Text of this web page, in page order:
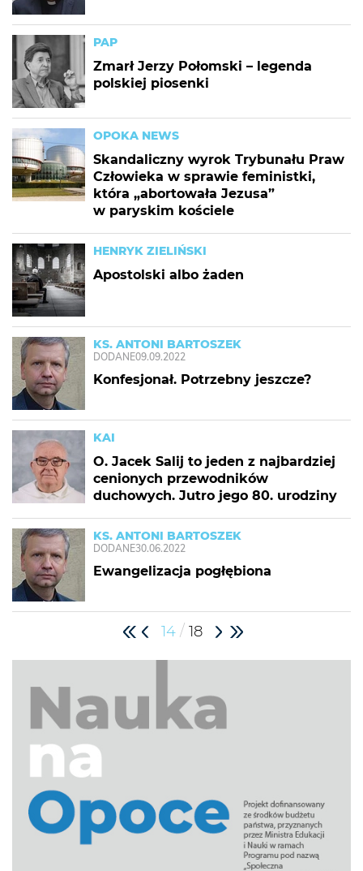
PAP
Zmarł Jerzy Połomski – legenda
polskiej piosenki
OPOKA NEWS
Skandaliczny wyrok Trybunału Praw
Człowieka w sprawie feministki,
która „abortowała Jezusa”
w paryskim kościele
HENRYK ZIELIŃSKI
Apostolski albo żaden
KS. ANTONI BARTOSZEK
DODANE09.09.2022
Konfesjonał. Potrzebny jeszcze?
KAI
O. Jacek Salij to jeden z najbardziej
cenionych przewodników
duchowych. Jutro jego 80. urodziny
KS. ANTONI BARTOSZEK
DODANE30.06.2022
Ewangelizacja pogłębiona
14 / 18